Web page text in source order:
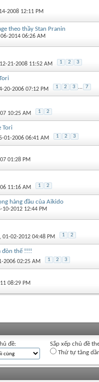
2008 12:11 PM
theo thầy Stan Pranin
2014 06:26 AM
21-2008 11:52 AM 1 2 3
20-2006 07:12 PM 1 2 3 ... 7
10:25 AM 1 2
Tori
01-2006 06:41 AM 1 2 3
01:28 PM
11:16 AM 1 2
hàng đầu của Aikido
10-2012 12:44 PM
‎, 01-02-2012 04:48 PM 1 2
đòn thế !!!!
2006 02:25 AM 1 2 3
08:29 PM
đề:
Sắp xếp chủ đề
Thứ tự tăng